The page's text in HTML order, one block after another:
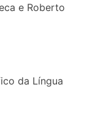
e Roberto
da Língua